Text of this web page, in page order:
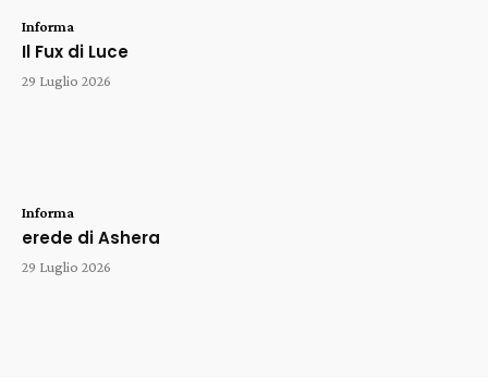
Informa
Il Fux di Luce
29 Luglio 2026
Informa
erede di Ashera
29 Luglio 2026